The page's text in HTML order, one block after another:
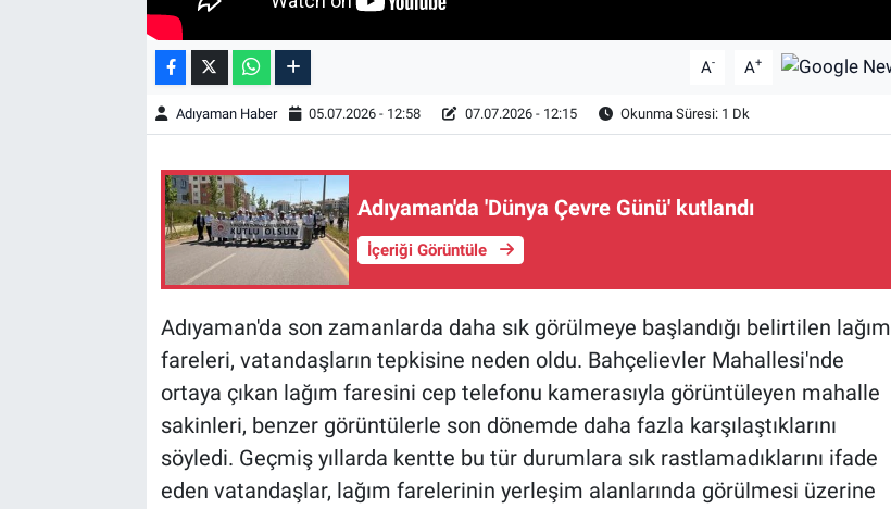
A- A+
Adıyaman Haber 05.07.2026 - 12:58 07.07.2026 - 12:15 Okunma Süresi: 1 Dk
Adıyaman'da 'Dünya Çevre Günü' kutlandı
İçeriği Görüntüle
Adıyaman'da son zamanlarda daha sık görülmeye başlandığı belirtilen lağım
fareleri, vatandaşların tepkisine neden oldu. Bahçelievler Mahallesi'nde
ortaya çıkan lağım faresini cep telefonu kamerasıyla görüntüleyen mahalle
sakinleri, benzer görüntülerle son dönemde daha fazla karşılaştıklarını
söyledi. Geçmiş yıllarda kentte bu tür durumlara sık rastlamadıklarını ifade
eden vatandaşlar, lağım farelerinin yerleşim alanlarında görülmesi üzerine
BİLİM VE TEKNOLOJİ
Şambayat Haber